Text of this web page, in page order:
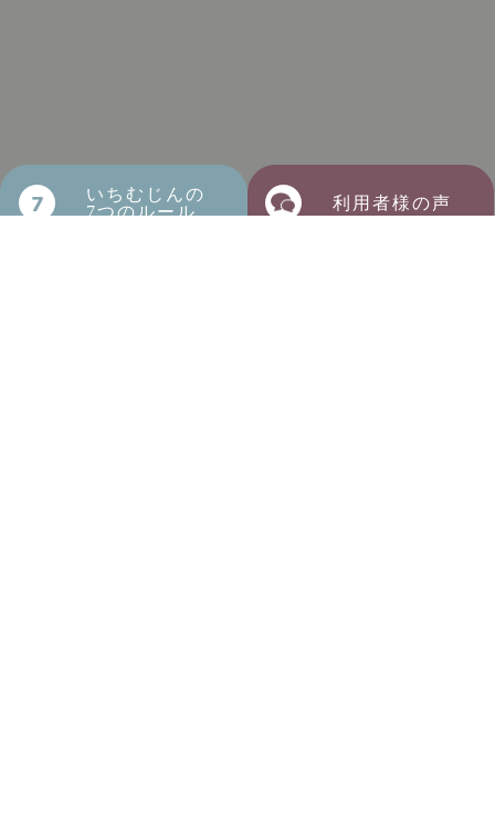
いちむじんの
7つのルール
利用者様の声